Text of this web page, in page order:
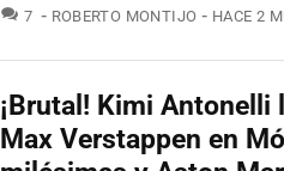
7 COMENTARIOS
ROBERTO MONTIJO HACE 2
¡Brutal! Kimi Antonelli
Max Verstappen en